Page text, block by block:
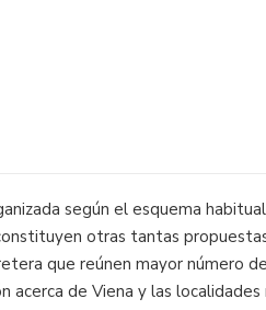
según el esquema
otras tantas
que reúnen mayor número
acerca de Viena y las